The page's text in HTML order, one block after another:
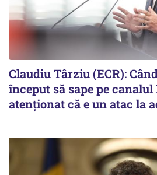
Claudiu Târziu (ECR):
început să sape pe canalul
atenționat că e un atac la